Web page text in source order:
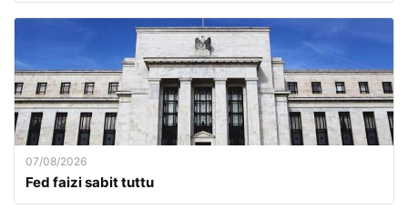
07/08/2026
Fed faizi sabit tuttu